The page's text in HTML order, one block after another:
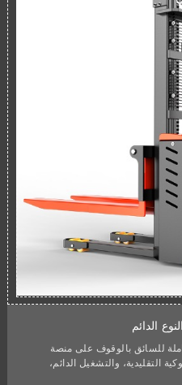
الدائم
للسائق بالوقوف على منصة
التقليدية، والتشغيل الدائم،